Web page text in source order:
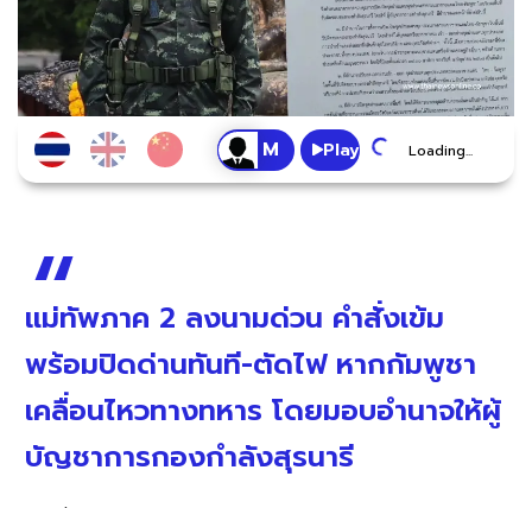
Play Loading...
แม่ทัพภาค 2 ลงนามด่วน คำสั่งเข้ม
พร้อมปิดด่านทันที-ตัดไฟ หากกัมพูชา
เคลื่อนไหวทางทหาร โดยมอบอำนาจให้ผู้
บัญชาการกองกําลังสุรนารี